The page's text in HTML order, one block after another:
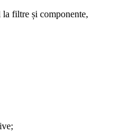
filtre și componente,